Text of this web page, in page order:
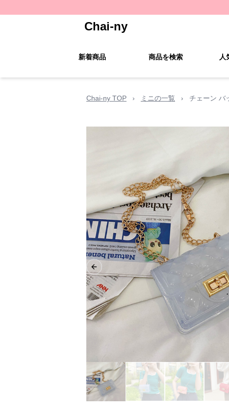
Chai-ny
新着商品 商品を検索 人
Chai-ny TOP › ミニの一覧 › チェーン バ
Previous slide